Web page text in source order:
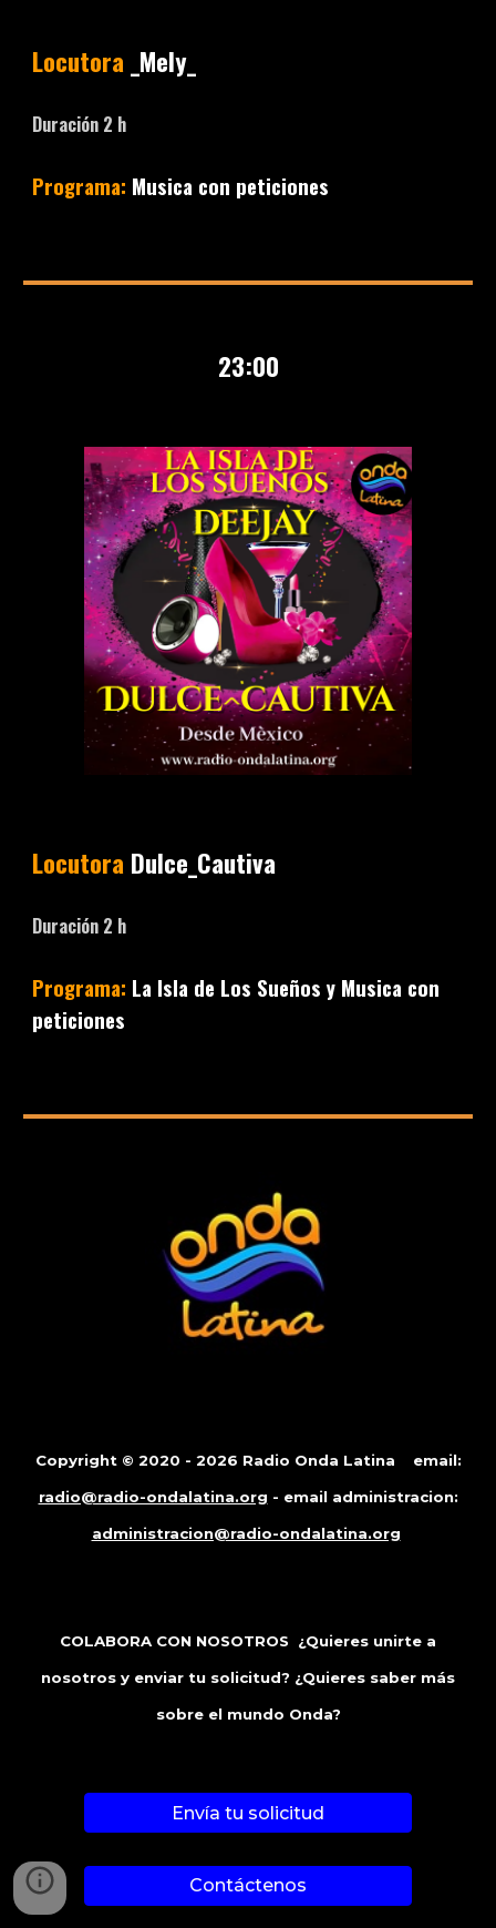
Locutora _Mely_
Duración 2 h
Programa: Musica con peticiones
23:00
Locutora Dulce_Cautiva
Duración 2 h
Programa: La Isla de Los Sueños y Musica con
peticiones
Copyright © 2020 - 2026 Radio Onda Latina email:
radio@radio-ondalatina.org - email administracion:
administracion@radio-ondalatina.org
COLABORA CON NOSOTROS ¿Quieres unirte a
nosotros y enviar tu solicitud? ¿Quieres saber más
sobre el mundo Onda?
Envía tu solicitud
Contáctenos